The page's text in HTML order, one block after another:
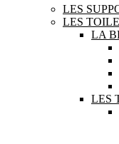
LES
LES
LA
LES